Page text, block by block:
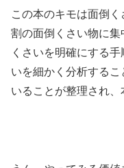
この本のキモは面倒
割の面倒くさい物に
くさいを明確にする
いを細かく分析する
いることが整理され、